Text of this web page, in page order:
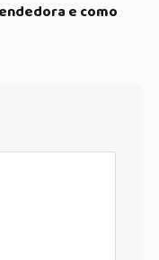
e como